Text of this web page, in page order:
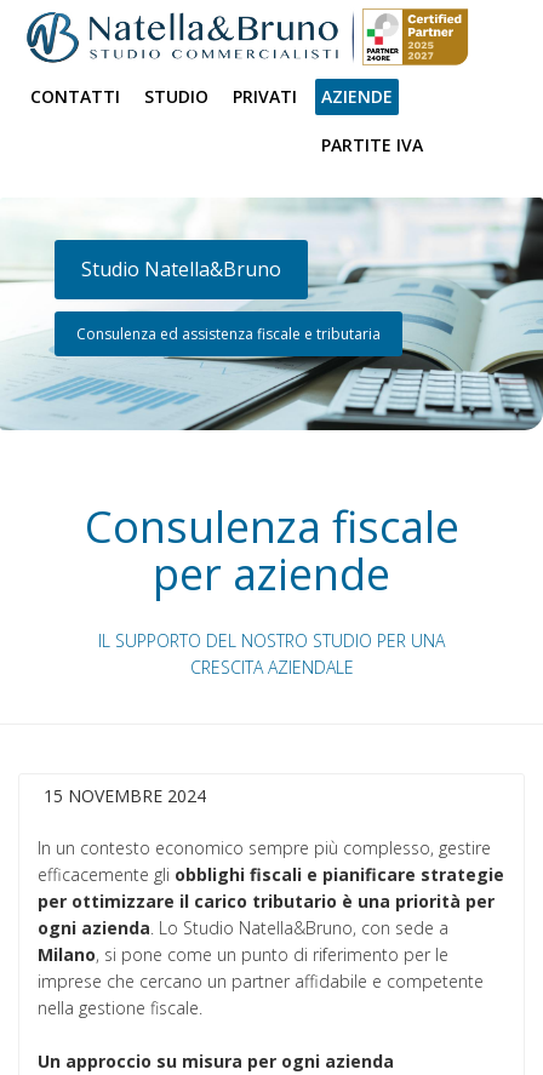
CONTATTI STUDIO PRIVATI AZIENDE
PARTITE IVA
Studio Natella&Bruno
Consulenza ed assistenza fiscale e tributaria
Consulenza fiscale
per aziende
IL SUPPORTO DEL NOSTRO STUDIO PER UNA
CRESCITA AZIENDALE
15 NOVEMBRE 2024
In un contesto economico sempre più complesso, gestire
efficacemente gli obblighi fiscali e pianificare strategie
per ottimizzare il carico tributario è una priorità per
ogni azienda. Lo Studio Natella&Bruno, con sede a
Milano, si pone come un punto di riferimento per le
imprese che cercano un partner affidabile e competente
nella gestione fiscale.
Un approccio su misura per ogni azienda